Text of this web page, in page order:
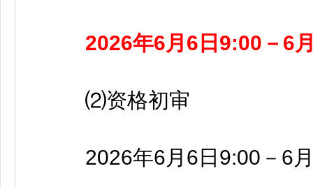
2026年6月6日9:00－6
⑵资格初审
2026年6月6日9:00－6月